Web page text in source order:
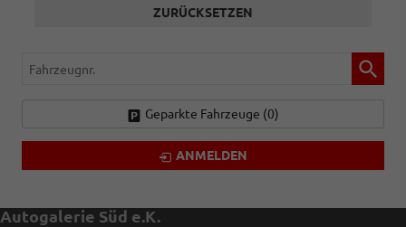
ZURÜCKSETZEN
Fahrzeugnr.
Geparkte Fahrzeuge (0)
ANMELDEN
Autogalerie Süd e.K.